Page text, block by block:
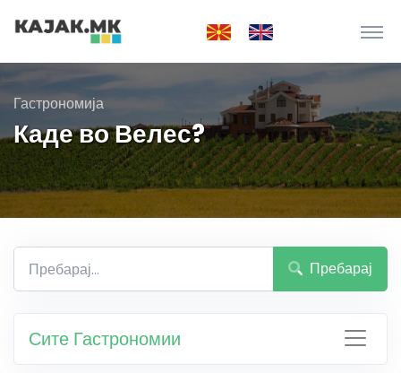
Гастрономија
Каде во Велес?
Пребарај
Сите Гастрономии